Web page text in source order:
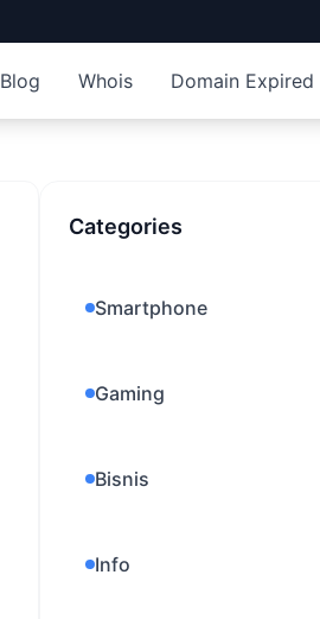
Blog Whois Domain Expired
Categories
Smartphone
Gaming
Bisnis
Info